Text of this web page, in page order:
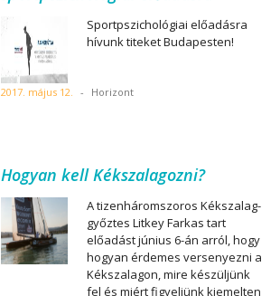
Sportpszichológiai előadásra
hívunk titeket Budapesten!
2017. május 12. - Horizont
Hogyan kell Kékszalagozni?
A tizenháromszoros Kékszalag-
győztes Litkey Farkas tart
előadást június 6-án arról, hogy
hogyan érdemes versenyezni a
Kékszalagon, mire készüljünk
fel és miért figyeljünk kiemelten